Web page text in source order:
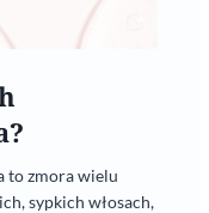
to zmora wielu
sypkich włosach,